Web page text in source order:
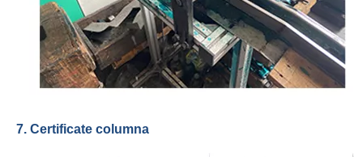
7. Certificate columna